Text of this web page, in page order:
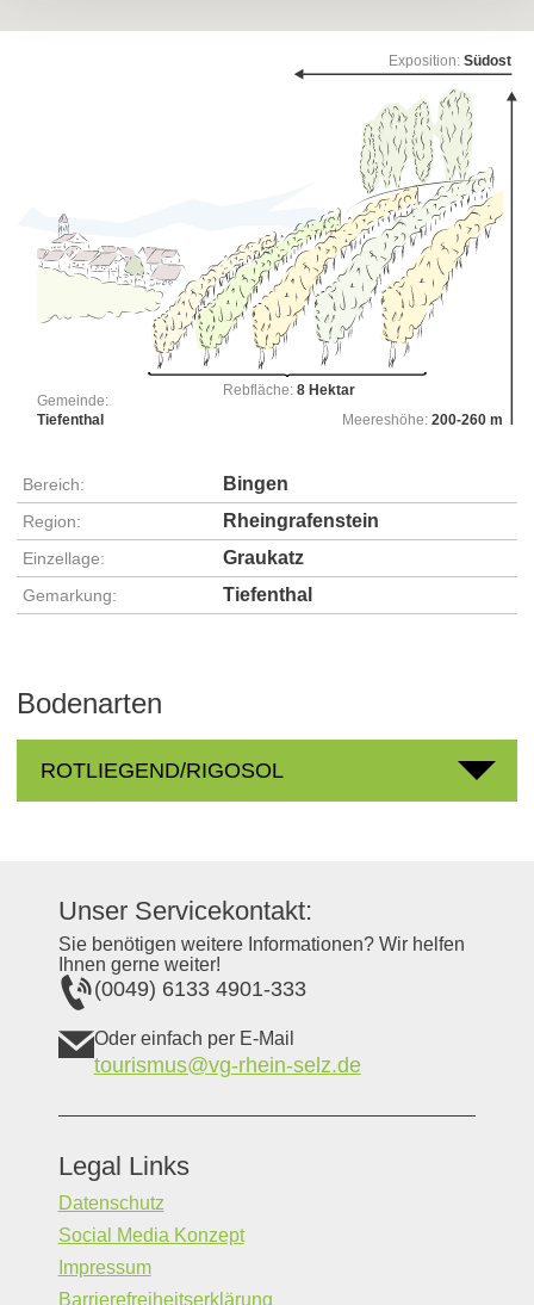
Rebfläche: 8 Hektar
Gemeinde:
Tiefenthal
Meereshöhe: 200-260 m
Exposition: Südost
Bereich: Bingen
Region: Rheingrafenstein
Einzellage: Graukatz
Gemarkung: Tiefenthal
Bodenarten
ROTLIEGEND/RIGOSOL
Unser Servicekontakt:
Sie benötigen weitere Informationen? Wir helfen
Ihnen gerne weiter!
(0049) 6133 4901-333
Oder einfach per E-Mail
tourismus@vg-rhein-selz.de
Legal Links
Datenschutz
Social Media Konzept
Impressum
Barrierefreiheitserklärung